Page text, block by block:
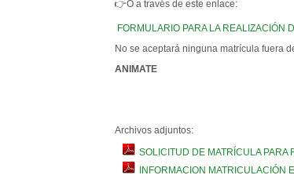
👉O a través de este enlace:
FORMULARIO PARA LA REALIZACIÓN
No se aceptará ninguna matrícula fuera
ANIMATE
Archivos adjuntos:
SOLICITUD DE MATRÍCULA PARA
INFORMACION